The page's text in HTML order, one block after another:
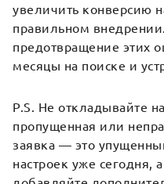
увеличить конверсию
правильном
предотвращение этих
месяцы на поиске и
P.S. Не откладывайте
пропущенная или
заявка — это
настроек уже сегодня,